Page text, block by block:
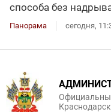
способа без
Панорама сегодня,